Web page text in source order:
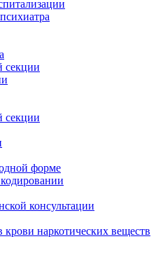
секции
секции
форме
консультации
крови наркотических веществ